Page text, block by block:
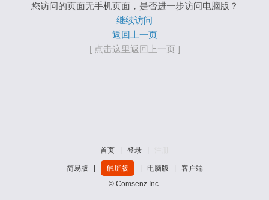
您访问的页面无手机页面，是否进一步访问电脑版？
继续访问
返回上一页
[ 点击这里返回上一页 ]
首页 登录
简易版 触屏版 电脑版
客户端
© Comsenz Inc.